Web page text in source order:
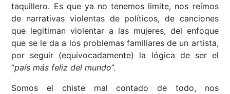
taquillero. Es que ya no tenemos limite, nos reímos
de narrativas violentas de políticos, de canciones
que legitiman violentar a las mujeres, del enfoque
que se le da a los problemas familiares de un artista,
por seguir (equivocadamente) la lógica de ser el
“país más feliz del mundo”.
Somos el chiste mal contado de todo, nos